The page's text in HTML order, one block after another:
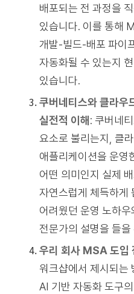
배포되는 전 과정을
있습니다. 이를 통해
개발-빌드-배포 파이
자동화될 수 있는지
있습니다.
쿠버네티스와 클라우
실전적 이해 : 쿠버네
요소로 불리는지, 클
애플리케이션을 운영
어떤 의미인지 실제
자연스럽게 체득하게
어려웠던 운영 노하
전문가의 설명을 들을
우리 회사 MSA 도입
워크샵에서 제시되는
AI 기반 자동화 도구